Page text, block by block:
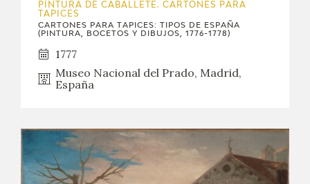
PINTURA DE CABALLETE. CARTONES PARA
TAPICES
CARTONES PARA TAPICES: TIPOS DE ESPAÑA
(PINTURA, BOCETOS Y DIBUJOS, 1776-1778)
1777
Museo Nacional del Prado, Madrid,
España